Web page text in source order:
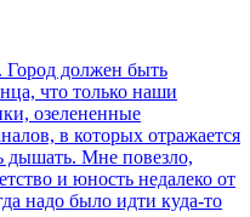
должен быть
что только наши
озелененные
в которых отражается
дышать. Мне повезло,
и юность недалеко от
надо было идти куда-то